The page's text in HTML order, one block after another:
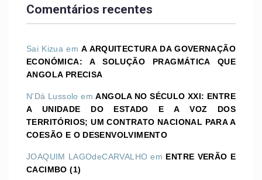
Comentários recentes
Sai Kizua emA ARQUITECTURA DA GOVERNAÇÃO
ECONÓMICA: A SOLUÇÃO PRAGMÁTICA QUE
ANGOLA PRECISA
N'Dá Lussolo emANGOLA NO SÉCULO XXI: ENTRE
A UNIDADE DO ESTADO E A VOZ DOS
TERRITÓRIOS; UM CONTRATO NACIONAL PARA A
COESÃO E O DESENVOLVIMENTO
JOAQUIM LAGOdeCARVALHO em ENTRE VERÃO E
CACIMBO (1)